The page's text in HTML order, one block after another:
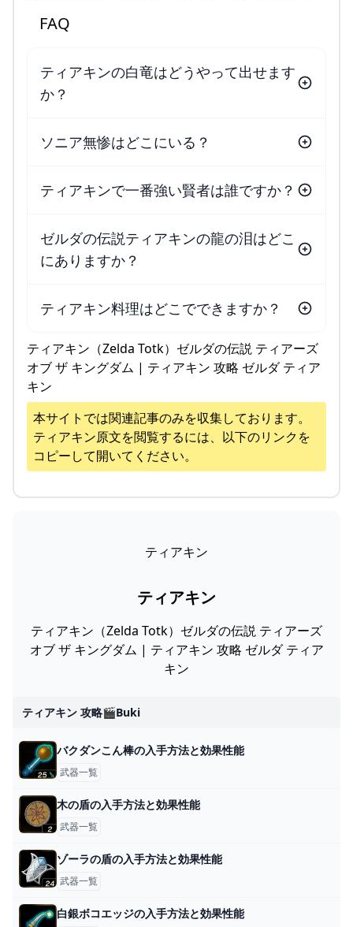
FAQ
ティアキンの白竜はどうやって出せます
か？
ソニア無惨はどこにいる？
ティアキンで一番強い賢者は誰ですか？
ゼルダの伝説ティアキンの龍の泪はどこ
にありますか？
ティアキン料理はどこでできますか？
ティアキン（Zelda Totk）ゼルダの伝説 ティアーズ
オブ ザ キングダム | ティアキン 攻略 ゼルダ ティア
キン
本サイトでは関連記事のみを収集しております。
ティアキン原文を閲覧するには、以下のリンクを
コピーして開いてください。
ティアキン
ティアキン
ティアキン（Zelda Totk）ゼルダの伝説 ティアーズ
オブ ザ キングダム | ティアキン 攻略 ゼルダ ティア
キン
ティアキン 攻略🎬buki
バクダンこん棒の入手方法と効果性能
武器一覧
木の盾の入手方法と効果性能
武器一覧
ゾーラの盾の入手方法と効果性能
武器一覧
白銀ボコエッジの入手方法と効果性能